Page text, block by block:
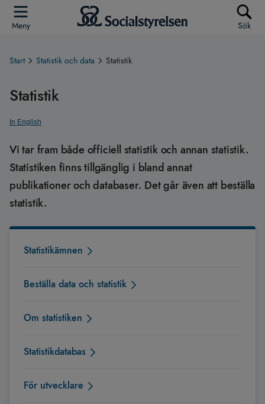
Meny Sök
Start Statistik och data Statistik
Statistik
In English
Vi tar fram både officiell statistik och annan statistik.
Statistiken finns tillgänglig i bland annat
publikationer och databaser. Det går även att beställa
statistik.
Statistikämnen
Beställa data och statistik
Om statistiken
Statistikdatabas
För utvecklare